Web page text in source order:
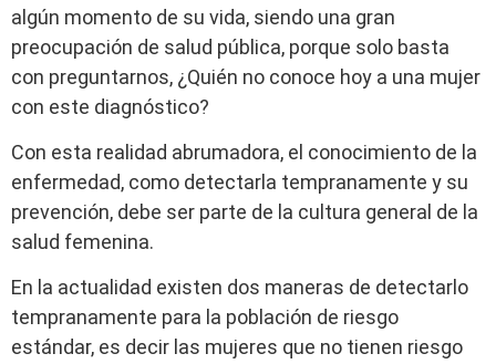
algún momento de su vida, siendo una gran
preocupación de salud pública, porque solo basta
con preguntarnos, ¿Quién no conoce hoy a una mujer
con este diagnóstico?
Con esta realidad abrumadora, el conocimiento de la
enfermedad, como detectarla tempranamente y su
prevención, debe ser parte de la cultura general de la
salud femenina.
En la actualidad existen dos maneras de detectarlo
tempranamente para la población de riesgo
estándar, es decir las mujeres que no tienen riesgo